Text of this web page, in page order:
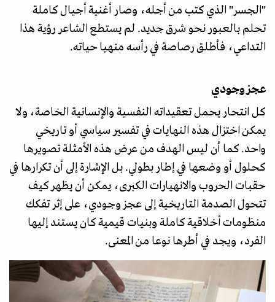
"الجسر" الذي كتب من أجله، وصار أغنية أجيال كاملة
تحلم بالعبور نحو شرق جديد. لم يستطع الشاعر رؤية هذا
التداعي، فأطلق رصاصة في رأسه منهيا حياته.
عجز وجودي
كل انتحار يحمل تعقيداته النفسية والإنسانية الخاصة، ولا
يمكن اختزال هذه النهايات في تفسير سياسي أو تاريخي
واحد. كما أن ليس الهدف من عرض هذه الأمثلة تصويرها
كحلول أو وضعها في إطار بطولي. بل الإشارة إلى أن تكرارها في
حقبات الحروب والانهيارات الكبرى، يمكن أن يظهر كيف
تتحول الصدمة التاريخية إلى عجز وجودي، على إثر تفكك
منظومات أخلاقية كاملة وبنيات قيمية كان يستند إليها
الفرد، ويجد في أطرها نوعا من المعنى.